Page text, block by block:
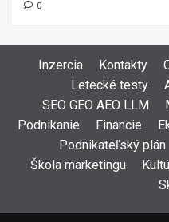
0
Inzercia Kontakty
Letecké testy
SEO GEO AEO LLM
Podnikanie
Financie
Podnikateľský plán
Škola marketingu